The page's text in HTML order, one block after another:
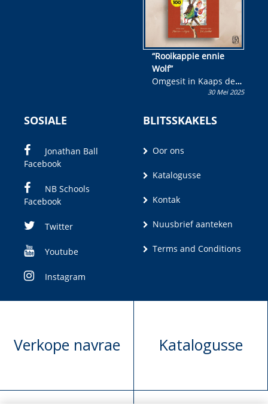
“Rooikappie ennie
Wolf”
Omgesit in Kaaps deur
Olivia M. Coetzee30 Mei 2025
SOSIALE
Jonathan Ball
Facebook
NB Schools
Facebook
Twitter
Youtube
Instagram
BLITSSKAKELS
Oor ons
Katalogusse
Kontak
Nuusbrief aanteken
Terms and Conditions
Verkope navrae Katalogusse